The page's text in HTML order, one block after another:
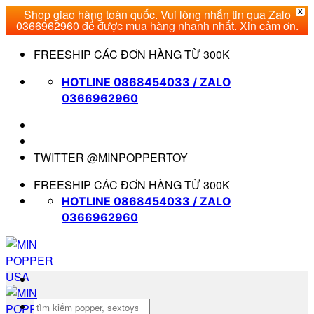
X
Shop giao hàng toàn quốc. Vui lòng nhắn tin qua Zalo
0366962960 để được mua hàng nhanh nhất. Xin cảm ơn.
qua
FREESHIP CÁC ĐƠN HÀNG TỪ 300K
HOTLINE 0868454033 / ZALO
0366962960
TWITTER @MINPOPPERTOY
FREESHIP CÁC ĐƠN HÀNG TỪ 300K
HOTLINE 0868454033 / ZALO
0366962960
Tìm